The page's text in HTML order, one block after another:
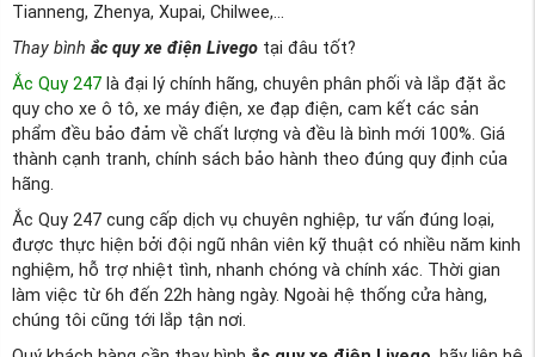
Tianneng, Zhenya, Xupai, Chilwee,...
Thay bình ắc quy xe điện Livego tại đâu tốt?
Ắc Quy 247 là đại lý chính hãng, chuyên phân phối và lắp đặt ắc
quy cho xe ô tô, xe máy điện, xe đạp điện, cam kết các sản
phẩm đều bảo đảm về chất lượng và đều là bình mới 100%. Giá
thành cạnh tranh, chính sách bảo hành theo đúng quy định của
hãng.
Ắc Quy 247 cung cấp dịch vụ chuyên nghiệp, tư vấn đúng loại,
được thực hiện bởi đội ngũ nhân viên kỹ thuật có nhiều năm kinh
nghiệm, hỗ trợ nhiệt tình, nhanh chóng và chính xác. Thời gian
làm việc từ 6h đến 22h hàng ngày. Ngoài hệ thống cửa hàng,
chúng tôi cũng tới lắp tận nơi.